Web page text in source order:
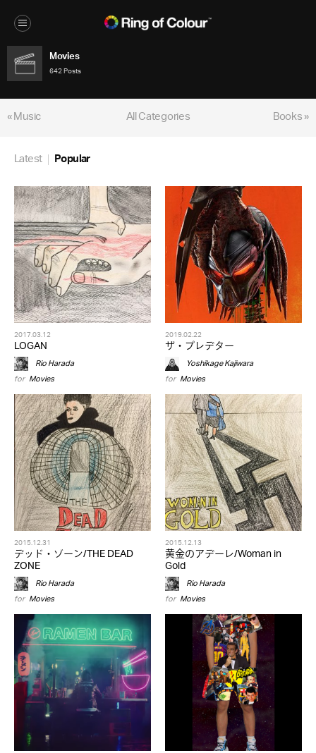
Movies
642 Posts
« Music Books »
All Categories
Latest Popular
2017.03.12
LOGAN
Rio Harada
for Movies
2019.02.22
ザ・プレデター
Yoshikage Kajiwara
for Movies
2015.12.31
デッド・ゾーン/THE DEAD
ZONE
Rio Harada
for Movies
2015.12.13
黄金のアデーレ/Woman in
Gold
Rio Harada
for Movies